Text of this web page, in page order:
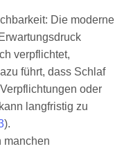
Die moderne
verpflichtet,
führt, dass Schlaf
oder
langfristig zu
).
manchen